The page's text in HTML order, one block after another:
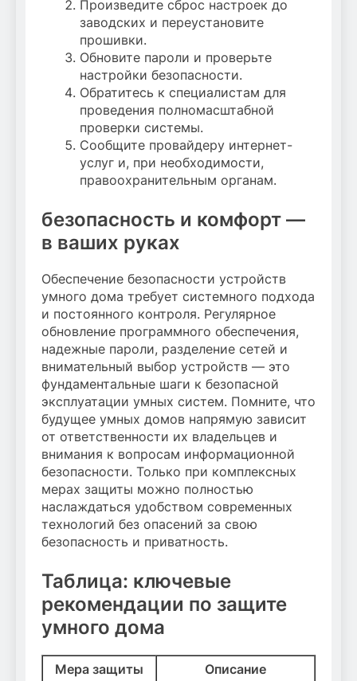
Произведите сброс настроек до
заводских и переустановите
прошивки.
Обновите пароли и проверьте
настройки безопасности.
Обратитесь к специалистам для
проведения полномасштабной
проверки системы.
Сообщите провайдеру интернет-
услуг и, при необходимости,
правоохранительным органам.
безопасность и комфорт —
в ваших руках
Обеспечение безопасности устройств
умного дома требует системного подхода
и постоянного контроля. Регулярное
обновление программного обеспечения,
надежные пароли, разделение сетей и
внимательный выбор устройств — это
фундаментальные шаги к безопасной
эксплуатации умных систем. Помните, что
будущее умных домов напрямую зависит
от ответственности их владельцев и
внимания к вопросам информационной
безопасности. Только при комплексных
мерах защиты можно полностью
наслаждаться удобством современных
технологий без опасений за свою
безопасность и приватность.
Таблица: ключевые
рекомендации по защите
умного дома
Мера защиты Описание